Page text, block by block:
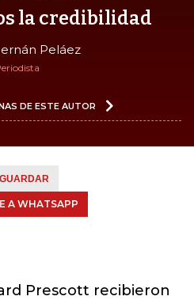
la credibilidad
Peláez
DE ESTE AUTOR
GUARDAR
A WHATSAPP
Prescott recibieron